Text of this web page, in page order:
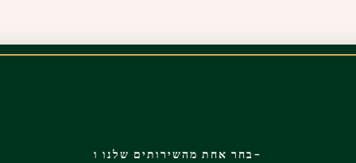
בחר אחת מהשירותים שלנו ו-